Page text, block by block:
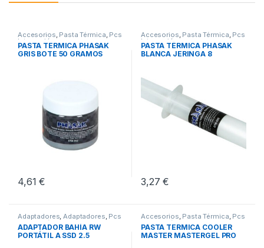
Accesorios, Pasta Térmica, Pcs
Integración
PASTA TERMICA PHASAK
GRIS BOTE 50 GRAMOS
4,61€
Accesorios, Pasta Térmica, Pcs
Integración
PASTA TÉRMICA PHASAK
BLANCA JERINGA 8
3,27€
Adaptadores,Adaptadores, Pcs
Integración
ADAPTADOR BAHÍA RW
PORTÁTIL A SSD 2.5
Accesorios, Pasta Térmica, Pcs
Integración
PASTA TERMICA COOLER
MASTER MASTERGEL PRO